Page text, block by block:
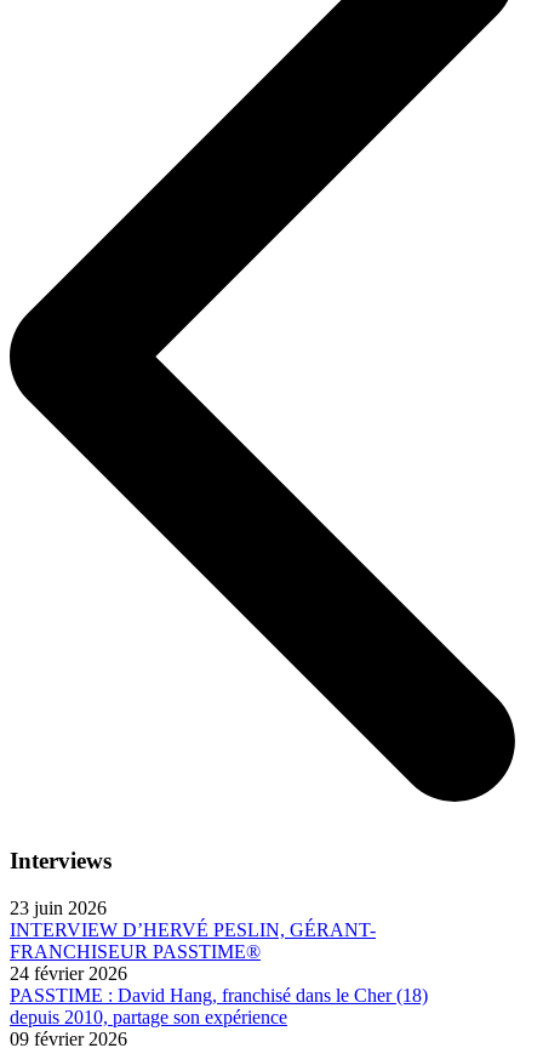
Interviews
23 juin 2026
INTERVIEW D’HERVÉ PESLIN, GÉRANT-
FRANCHISEUR PASSTIME®
24 février 2026
PASSTIME : David Hang, franchisé dans le Cher (18)
depuis 2010, partage son expérience
09 février 2026